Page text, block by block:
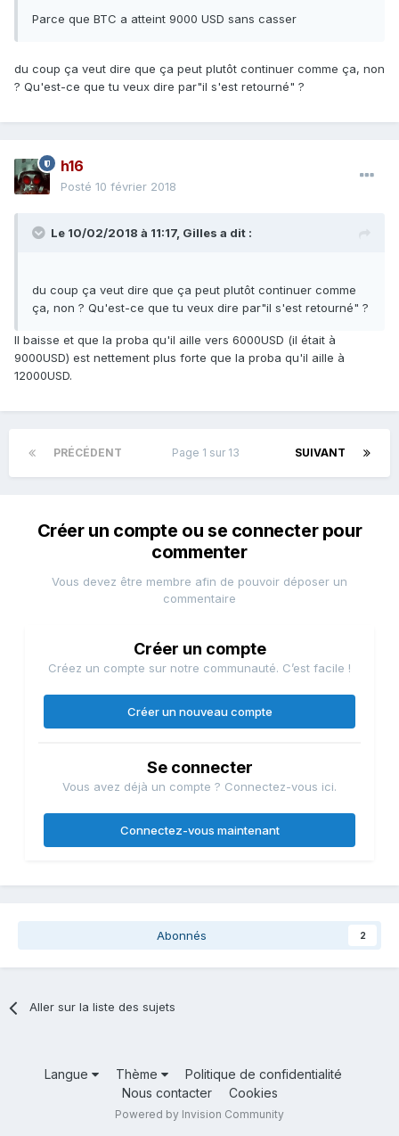
Parce que BTC a atteint 9000 USD sans casser
du coup ça veut dire que ça peut plutôt continuer comme ça, non
? Qu'est-ce que tu veux dire par"il s'est retourné" ?
h16
Posté 10 février 2018
Le 10/02/2018 à 11:17, Gilles a dit :
du coup ça veut dire que ça peut plutôt continuer comme
ça, non ? Qu'est-ce que tu veux dire par"il s'est retourné" ?
Il baisse et que la proba qu'il aille vers 6000USD (il était à
9000USD) est nettement plus forte que la proba qu'il aille à
12000USD.
PRÉCÉDENT SUIVANT
Page 1 sur 13
Créer un compte ou se connecter pour
commenter
Vous devez être membre afin de pouvoir déposer un
commentaire
Créer un compte
Créez un compte sur notre communauté. C’est facile !
Créer un nouveau compte
Se connecter
Vous avez déjà un compte ? Connectez-vous ici.
Connectez-vous maintenant
Abonnés 2
Aller sur la liste des sujets
Langue Thème
Politique de confidentialité
Nous contacter
Cookies
Powered by Invision Community